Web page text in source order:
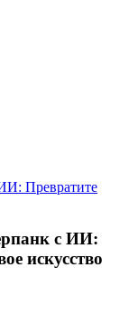
Превратите
с ИИ:
искусство